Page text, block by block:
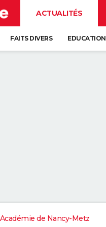
ACTUALITÉS
FAITS DIVERS EDUCATION
Académie de Nancy-Metz